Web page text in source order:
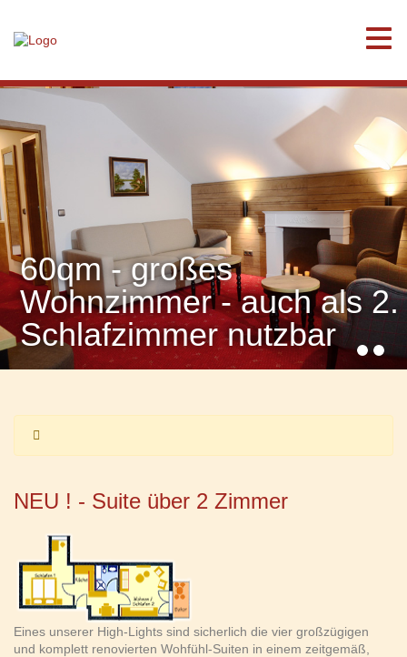
60qm - großes
Wohnzimmer - auch als 2.
Schlafzimmer nutzbar
NEU ! - Suite über 2 Zimmer
Eines unserer High-Lights sind sicherlich die vier großzügigen
und komplett renovierten Wohfühl-Suiten in einem zeitgemäß,